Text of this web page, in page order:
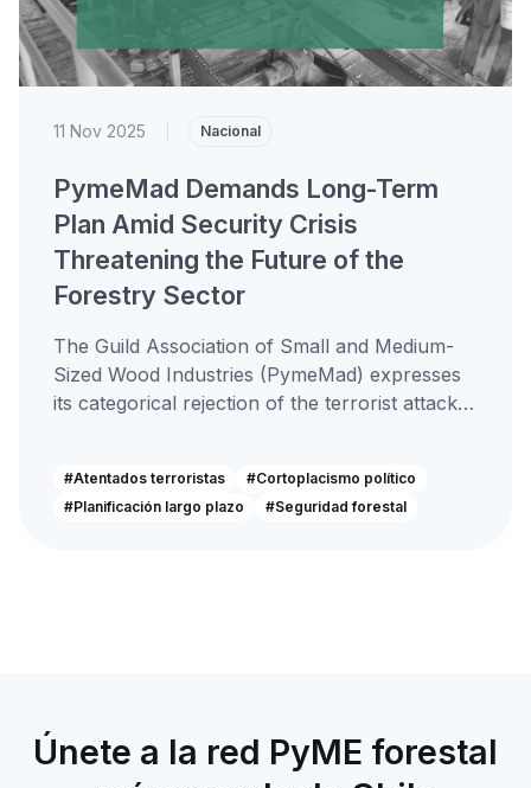
11 Nov 2025 Nacional
PymeMad Demands Long-Term
Plan Amid Security Crisis
Threatening the Future of the
Forestry Sector
The Guild Association of Small and Medium-
Sized Wood Industries (PymeMad) expresses
its categorical rejection of the terrorist attack
#Atentados terroristas
#Cortoplacismo político
#Planificación largo plazo
#Seguridad forestal
Únete a la red PyME forestal